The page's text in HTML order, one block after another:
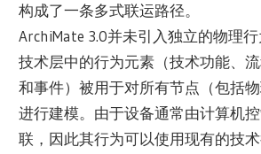
构成了一条多式联运路径。
ArchiMate 3.0并未引入独立的物理行
技术层中的行为元素（技术功能、
和事件）被用于对所有节点（包括
进行建模。由于设备通常由计算机
联，因此其行为可以使用现有的技